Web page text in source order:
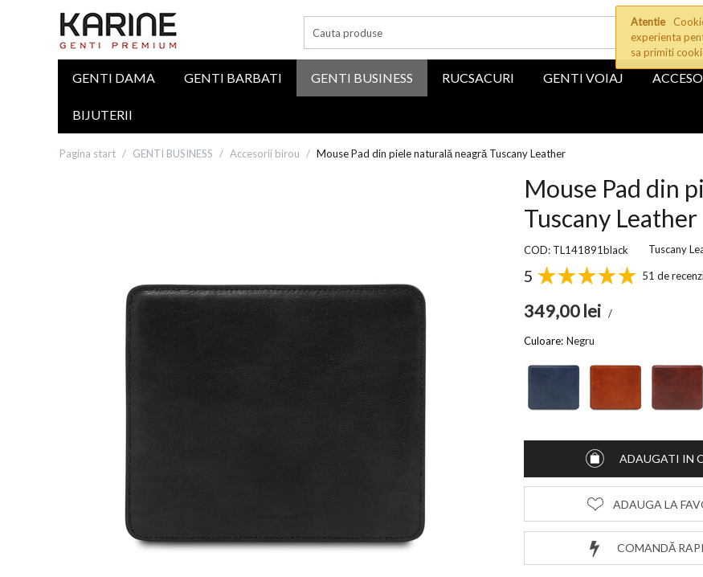
Atentie
experienta
sa primiti
GENTI DAMA GENTI BARBATI GENTI BUSINESS RUCSACURI GENTI VOIAJ
BIJUTERII
Pagina start / GENTI BUSINESS / Accesorii birou / Mouse Pad din piele naturală neagră Tuscany Leather
Mouse Pad din
Tuscany Leather
COD: TL141891black Tuscany
5 51 de
349,00lei /
Culoare: Negru
ADAUGATI IN
COMANDĂ
ADAUGA LA